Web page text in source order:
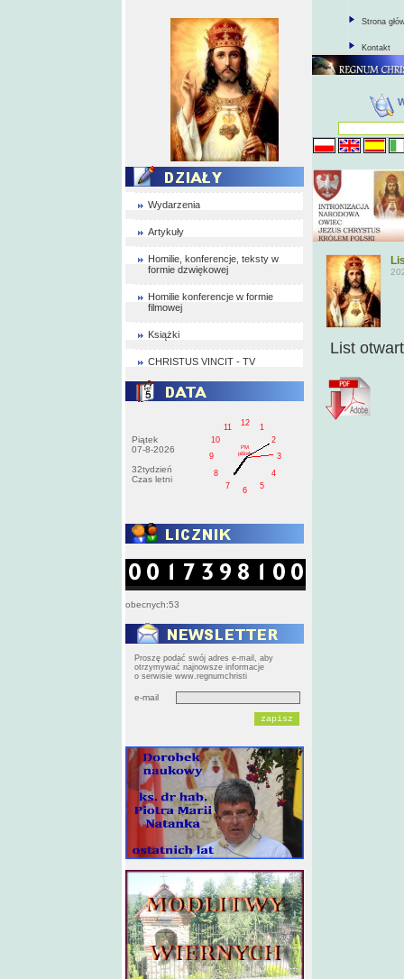
Wydarzenia
Artykuły
Homilie, konferencje, teksty w
formie dzwiękowej
Homilie konferencje w formie
filmowej
Książki
CHRISTUS VINCIT - TV
Piątek
07-8-2026
32tydzień
Czas letni
1
2
3
4
5
6
7
8
9
10
11
12
PM
pištek
obecnych:53
Proszę podać swój adres e-mail, aby
otrzymywać najnowsze informacje
o serwisie www.regnumchristi
e-mail
Strona
Kontakt
List